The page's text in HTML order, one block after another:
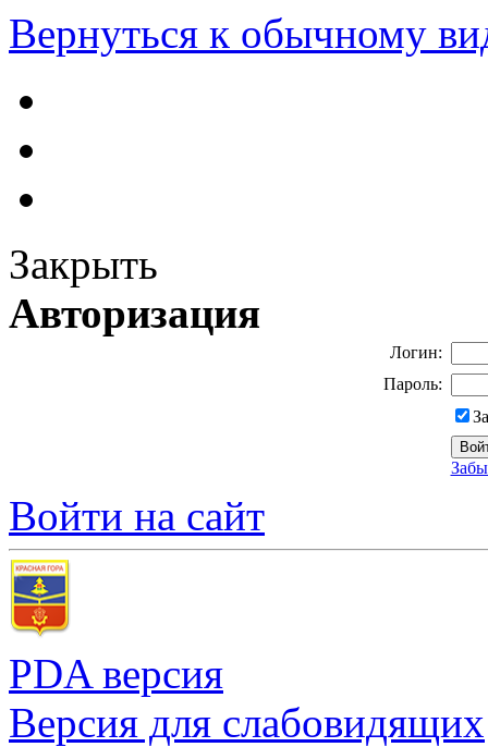
Вернуться к обычному
Закрыть
Авторизация
Логин:
Пароль:
Войти на сайт
PDA версия
Версия для слабовидящих